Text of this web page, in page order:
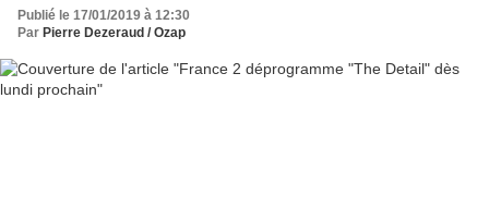
Publié le 17/01/2019 à 12:30
Par Pierre Dezeraud / Ozap